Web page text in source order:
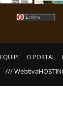
EQUIPE O PORTAL
///